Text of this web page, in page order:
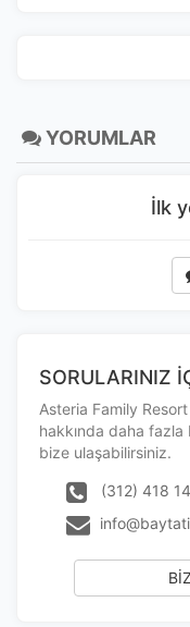
ölçeriz. Hangi
kullanıcıların
edersiniz, ancak
YORUMLAR
İlk
SORULARINIZ
Asteria Family
hakkında daha
bize ulaşabilirsiniz.
(312) 418